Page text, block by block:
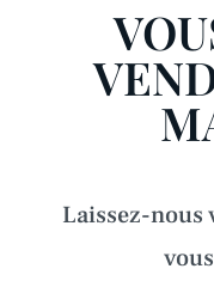
Laissez-nous